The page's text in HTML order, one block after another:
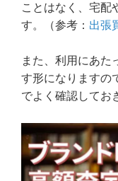
ことはなく、宅配
す。（参考： 出張
また、利用にあた
す形になりますの
でよく確認してお